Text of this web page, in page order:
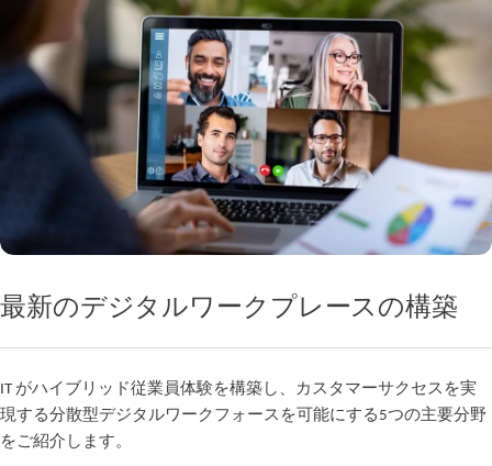
最新のデジタルワークプレースの構築
IT がハイブリッド従業員体験を構築し、カスタマーサクセスを実
現する分散型デジタルワークフォースを可能にする5つの主要分野
をご紹介します。